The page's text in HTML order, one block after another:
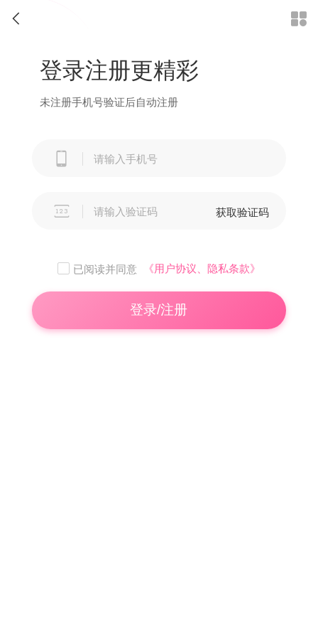

登录注册更精彩
未注册手机号验证后自动注册
 获取验证码
已阅读并同意 《用户协议、隐私条款》
登录/注册
